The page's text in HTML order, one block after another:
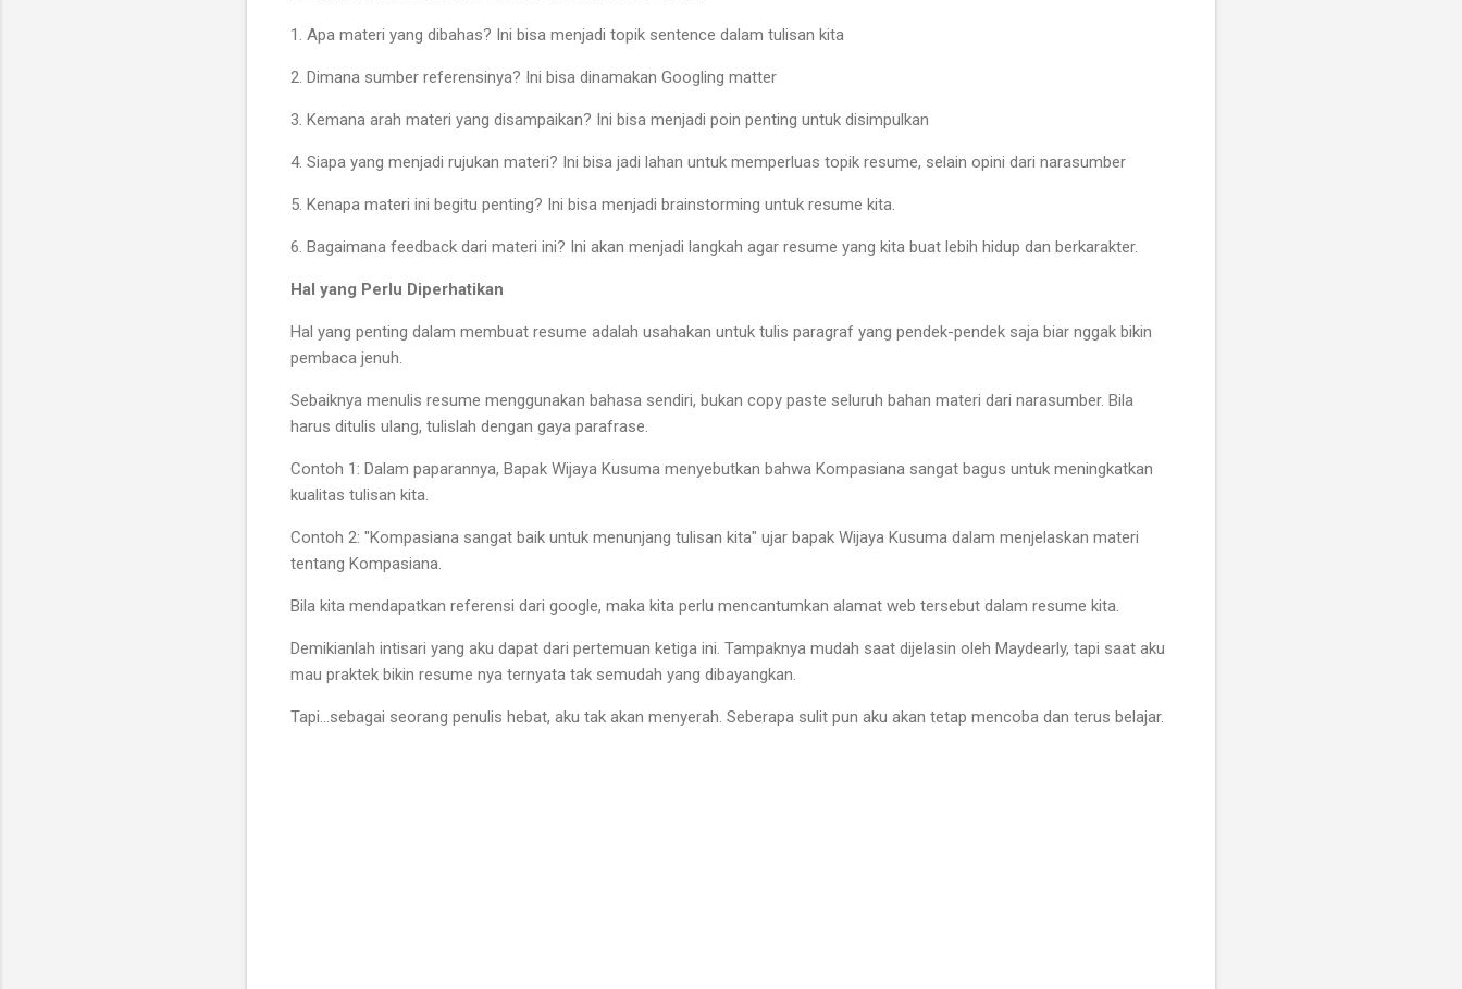
1. Apa materi yang dibahas? Ini bisa menjadi topik sentence dalam tulisan kita
2. Dimana sumber referensinya? Ini bisa dinamakan Googling matter
3. Kemana arah materi yang disampaikan? Ini bisa menjadi poin penting untuk disimpulkan
4. Siapa yang menjadi rujukan materi? Ini bisa jadi lahan untuk memperluas topik resume, selain opini dari narasumber
5. Kenapa materi ini begitu penting? Ini bisa menjadi brainstorming untuk resume kita.
6. Bagaimana feedback dari materi ini? Ini akan menjadi langkah agar resume yang kita buat lebih hidup dan berkarakter.
Hal yang Perlu Diperhatikan
Hal yang penting dalam membuat resume adalah usahakan untuk tulis paragraf yang pendek-pendek saja biar nggak bikin
pembaca jenuh.
Sebaiknya menulis resume menggunakan bahasa sendiri, bukan copy paste seluruh bahan materi dari narasumber. Bila
harus ditulis ulang, tulislah dengan gaya parafrase.
Contoh 1: Dalam paparannya, Bapak Wijaya Kusuma menyebutkan bahwa Kompasiana sangat bagus untuk meningkatkan
kualitas tulisan kita.
Contoh 2: "Kompasiana sangat baik untuk menunjang tulisan kita" ujar bapak Wijaya Kusuma dalam menjelaskan materi
tentang Kompasiana.
Bila kita mendapatkan referensi dari google, maka kita perlu mencantumkan alamat web tersebut dalam resume kita.
Demikianlah intisari yang aku dapat dari pertemuan ketiga ini. Tampaknya mudah saat dijelasin oleh Maydearly, tapi saat aku
mau praktek bikin resume nya ternyata tak semudah yang dibayangkan.
Tapi...sebagai seorang penulis hebat, aku tak akan menyerah. Seberapa sulit pun aku akan tetap mencoba dan terus belajar.